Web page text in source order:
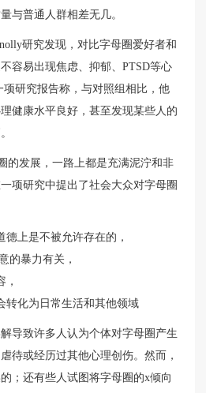
与普通人群相差无几。
研究发现，对比字母圈爱好者和
容易出现焦虑、抑郁、PTSD等心
项研究报告称，与对照组相比，他
健康水平良好，甚至发现某些人的
的发展，一路上都是充满泥泞和非
项研究中提出了社会大众对字母圈
德上是不被允许存在的，
的暴力有关，
，
转化为日常生活和其他领域
导致许多人认为个体对字母圈产生
待或经历过其他心理创伤。然而，
；还有些人试图将字母圈的x倾向